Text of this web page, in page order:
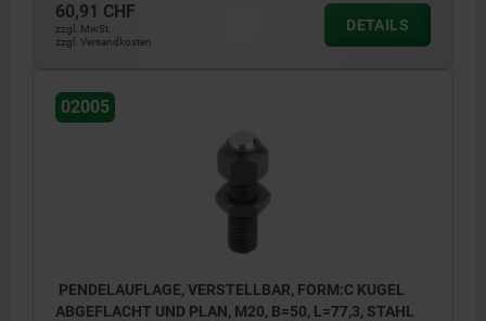
60,91 CHF
zzgl. MwSt.
zzgl. Versandkosten
DETAILS
02005
PENDELAUFLAGE, VERSTELLBAR, FORM:C KUGEL
ABGEFLACHT UND PLAN, M20, B=50, L=77,3, STAHL